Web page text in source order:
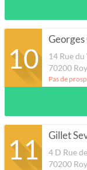
10
Georges
14 Rue
70200
Pas de
11 Gillet
4 D Rue
70200